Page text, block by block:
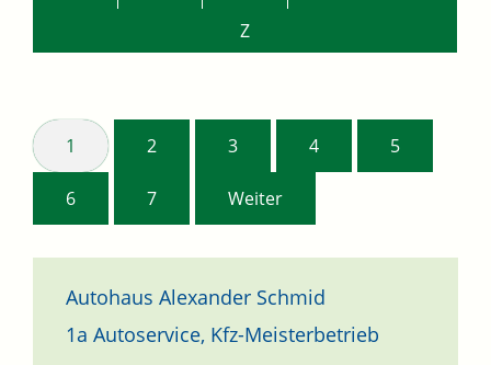
Z
1 2 3 4 5
6 7 Weiter
Autohaus Alexander Schmid
1a Autoservice, Kfz-Meisterbetrieb